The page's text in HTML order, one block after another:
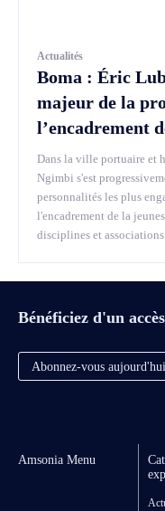
Actualités
Boma : Éric
majeur de la
l’encadrement
Dans la ville portuaire et
Ngimbi s'est
personnalités les plus
l'encadrement de la
disciplines et associations...
Bénéficiez d'un
Abonnez-vous
Amsonia Menu